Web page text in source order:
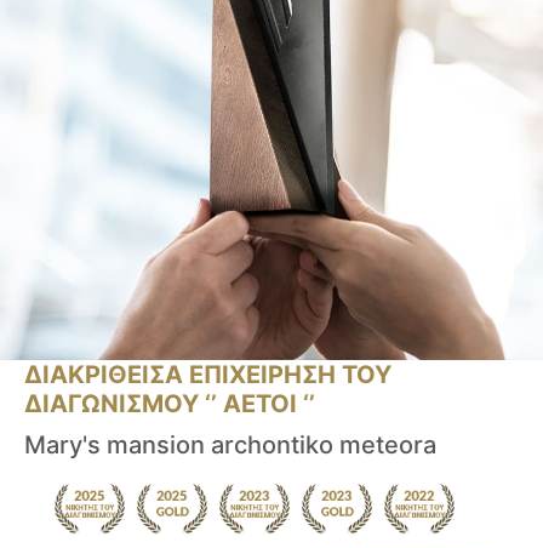
ΔΙΑΚΡΙΘΕΙΣΑ ΕΠΙΧΕΙΡΗΣΗ ΤΟΥ
ΔΙΑΓΩΝΙΣΜΟΥ ‘’ ΑΕΤΟΙ ‘’
Mary's mansion archontiko meteora